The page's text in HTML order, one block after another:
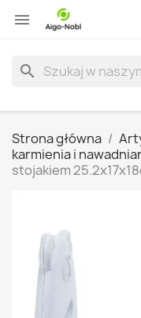

search
Strona główna
karmienia i
stojakiem